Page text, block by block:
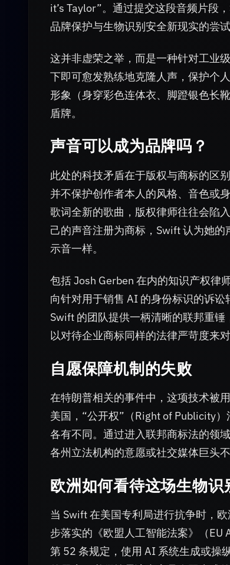
it’s Taylor”。通过提交这段音频片段
品牌保护与生物识别安全新现实的尝
这并非虚荣之举，而是一种针对工业
下即可愈发熟练地克隆人声，保护个
形象（身穿彩色连体衣、脚蹬银色长
盾牌。
声音可以成为品牌吗？
此处的科技矛盾在于版权与商标的区
并不保护创作者本人的风格、音色或
歌词全新的歌曲，版权律师往往会陷
己的声音注册为商标，Swift 认为她
示音一样。
包括 Josh Gerben 在内的知识产权律
向针对用于销售 AI 的身份标识的诉
Swift 的团队提供一柄清晰的联邦重
以对待企业商标同样的法律严苛度来
自愿保障机制的失败
在特朗普相关的事件中，这项技术被
美国，“公开权”（Right of Publicity
各有不同。通过进入联邦商标法的领
各州立法机构的意愿或社交媒体巨头
欧洲如何看待这场生物识
当 Swift 在美国专利局进行抗争时，
步落实的《欧盟人工智能法案》（
第 52 条规定，使用 AI 系统生成或操